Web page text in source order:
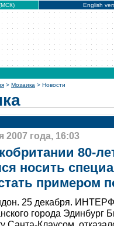
English
> Мозаика > Новости
2007 года, 16:03
80-
носить
примером
25 декабря.
города Эдинбург